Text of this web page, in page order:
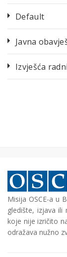
Default
Javna
Izvješća
Misija OSCE-a u
gledište, izjava
koje nije izričito
odražava nužno